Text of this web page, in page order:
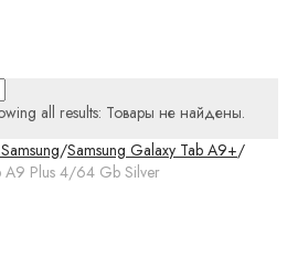
all results: Товары не найдены.
/Samsung Galaxy Tab A9+/
A9 Plus 4/64 Gb Silver